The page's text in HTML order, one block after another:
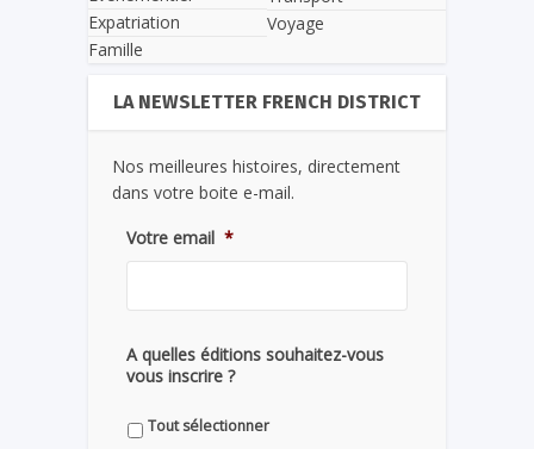
Expatriation
Famille
Voyage
LA NEWSLETTER FRENCH DISTRICT
Nos meilleures histoires, directement
dans votre boite e-mail.
Votre email *
A quelles éditions souhaitez-vous
vous inscrire ?
Tout sélectionner